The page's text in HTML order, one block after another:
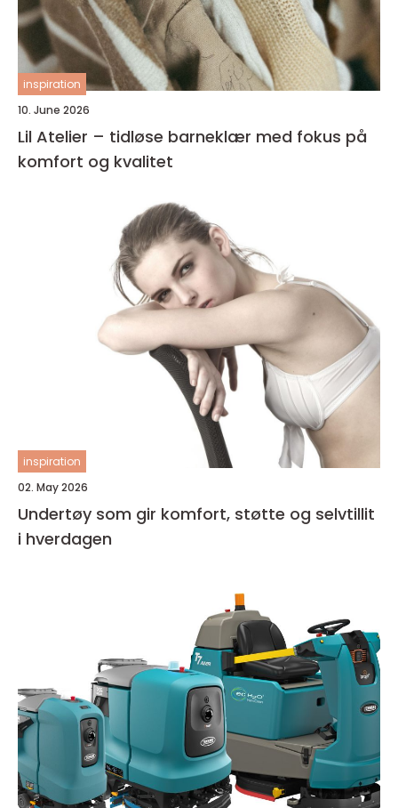
inspiration
10. June 2026
Lil Atelier – tidløse barneklær med fokus på
komfort og kvalitet
inspiration
02. May 2026
Undertøy som gir komfort, støtte og selvtillit
i hverdagen